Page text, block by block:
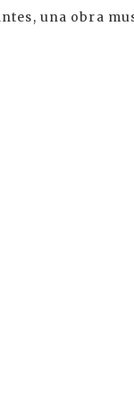
una obra